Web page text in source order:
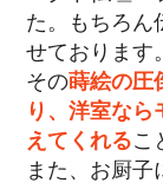
た。もちろん
せております。
その蒔絵の圧
り、洋室な
えてくれるこ
また、 お厨子